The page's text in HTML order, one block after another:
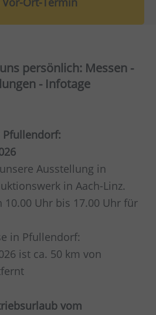
persönlich: Messen -
- Infotage
Pfullendorf:
Ausstellung in
in Aach-Linz.
10.00 Uhr bis 17.00 Uhr für
in Pfullendorf:
ist ca. 50 km von
vom